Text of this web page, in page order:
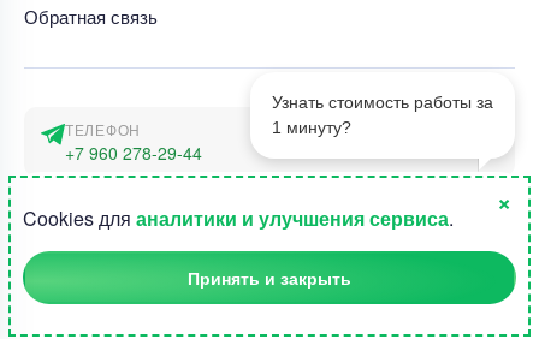
1
Узнать стоимость работы за
1 минуту?
Обратная связь
ТЕЛЕФОН
+7 960 278-29-44
г. Москва, наб. Тараса Шевченко 23а
©2015-2026, Студландия -
Cookies для аналитики и улучшения сервиса.
×
Принять и закрыть